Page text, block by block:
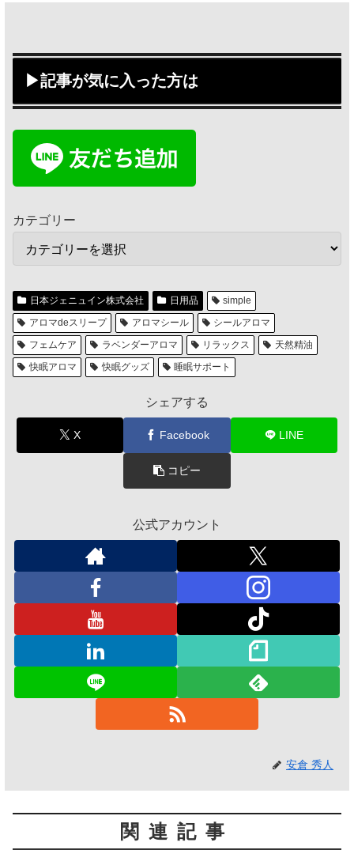
▶記事が気に入った方は
カテゴリー
日本ジェニュイン株式会社 日用品
simple
アロマdeスリープ
アロマシール
シールアロマ
フェムケア
ラベンダーアロマ リラックス
天然精油
快眠アロマ
快眠グッズ 睡眠サポート
シェアする
X Facebook LINE
コピー
公式アカウント
安倉 秀人
関連記事